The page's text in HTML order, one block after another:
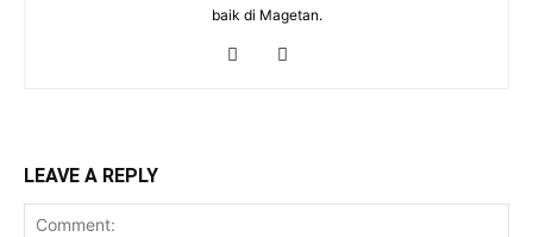
baik di Magetan.
LEAVE A REPLY